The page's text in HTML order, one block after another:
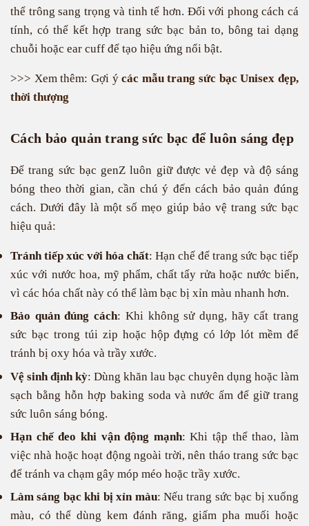
thể trông sang trọng và tinh tế hơn. Đối với phong cách cá
tính, có thể kết hợp trang sức bạc bản to, bông tai dạng
chuỗi hoặc ear cuff để tạo hiệu ứng nổi bật.
>>> Xem thêm: Gợi ýcác mẫu trang sức bạc Unisex đẹp,
thời thượng
Cách bảo quản trang sức bạc để luôn sáng đẹp
Để trang sức bạc genZ luôn giữ được vẻ đẹp và độ sáng
bóng theo thời gian, cần chú ý đến cách bảo quản đúng
cách. Dưới đây là một số mẹo giúp bảo vệ trang sức bạc
hiệu quả:
Tránh tiếp xúc với hóa chất: Hạn chế để trang sức bạc tiếp
xúc với nước hoa, mỹ phẩm, chất tẩy rửa hoặc nước biển,
vì các hóa chất này có thể làm bạc bị xỉn màu nhanh hơn.
Bảo quản đúng cách: Khi không sử dụng, hãy cất trang
sức bạc trong túi zip hoặc hộp đựng có lớp lót mềm để
tránh bị oxy hóa và trầy xước.
Vệ sinh định kỳ: Dùng khăn lau bạc chuyên dụng hoặc làm
sạch bằng hỗn hợp baking soda và nước ấm để giữ trang
sức luôn sáng bóng.
Hạn chế đeo khi vận động mạnh: Khi tập thể thao, làm
việc nhà hoặc hoạt động ngoài trời, nên tháo trang sức bạc
để tránh va chạm gây móp méo hoặc trầy xước.
Làm sáng bạc khi bị xỉn màu: Nếu trang sức bạc bị xuống
màu, có thể dùng kem đánh răng, giấm pha muối hoặc